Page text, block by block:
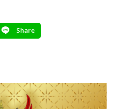
Share